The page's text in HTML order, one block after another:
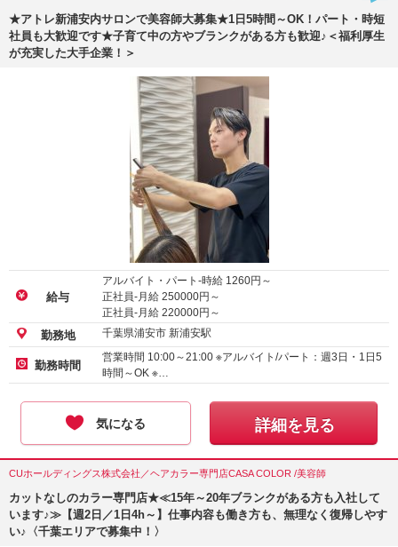
★アトレ新浦安内サロンで美容師大募集★1日5時間～OK！パート・時短
社員も大歓迎です★子育て中の方やブランクがある方も歓迎♪＜福利厚生
が充実した大手企業！＞
給与
アルバイト・パート-時給 1260円～
正社員-月給 250000円～
正社員-月給 220000円～
勤務地 千葉県浦安市 新浦安駅
勤務時間
営業時間 10:00～21:00 ※アルバイト/パート：週3日・1日5
時間～OK ※…
気になる 詳細を見る
CUホールディングス株式会社／ヘアカラー専門店CASA COLOR /美容師
カットなしのカラー専門店★≪15年～20年ブランクがある方も入社して
います♪≫【週2日／1日4h～】仕事内容も働き方も、無理なく復帰しやす
い♪〈千葉エリアで募集中！〉